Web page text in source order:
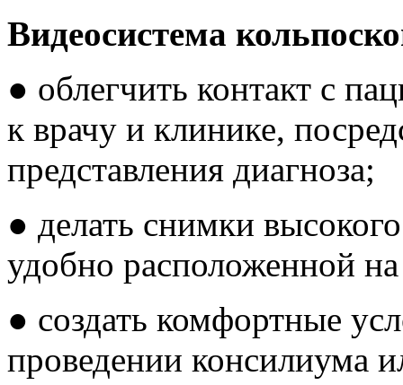
Видеосистема
● облегчить контакт с
к врачу и клинике,
представления диагноза;
● делать снимки
удобно расположенной
● создать комфортные
проведении консилиума